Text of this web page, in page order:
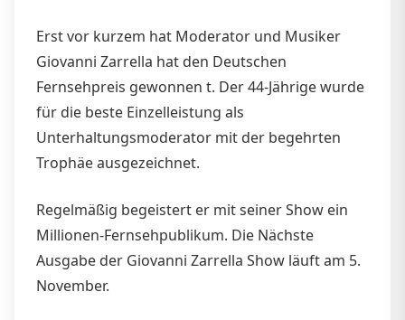
Erst vor kurzem hat Moderator und Musiker
Giovanni Zarrella hat den Deutschen
Fernsehpreis gewonnen t. Der 44-Jährige wurde
für die beste Einzelleistung als
Unterhaltungsmoderator mit der begehrten
Trophäe ausgezeichnet.
Regelmäßig begeistert er mit seiner Show ein
Millionen-Fernsehpublikum. Die Nächste
Ausgabe der Giovanni Zarrella Show läuft am 5.
November.